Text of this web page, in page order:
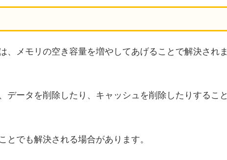
、メモリの空き容量を増やしてあげることで解決されま
データを削除したり、キャッシュを削除したりすること
でも解決される場合があります。